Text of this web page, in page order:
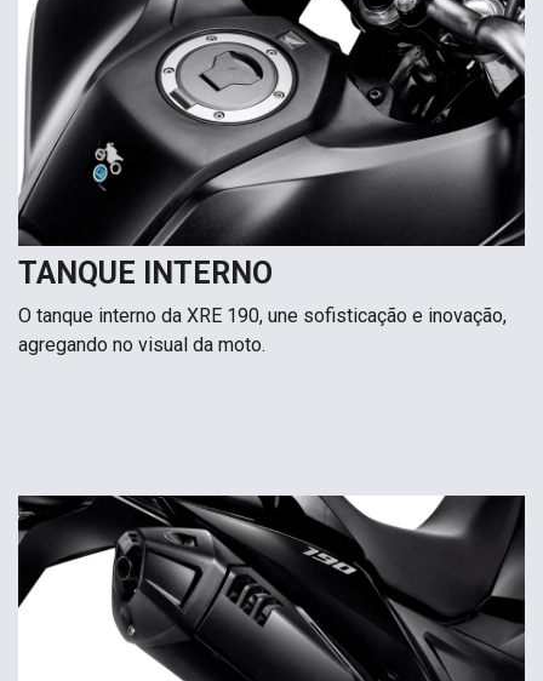
TANQUE INTERNO
O tanque interno da XRE 190, une sofisticação e inovação,
agregando no visual da moto.